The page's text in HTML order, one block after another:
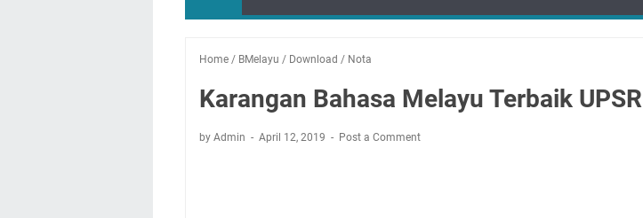
Home / BMelayu / Download / Nota
Karangan Bahasa Melayu Terbaik UPSR
by Admin April 12, 2019 Post a Comment